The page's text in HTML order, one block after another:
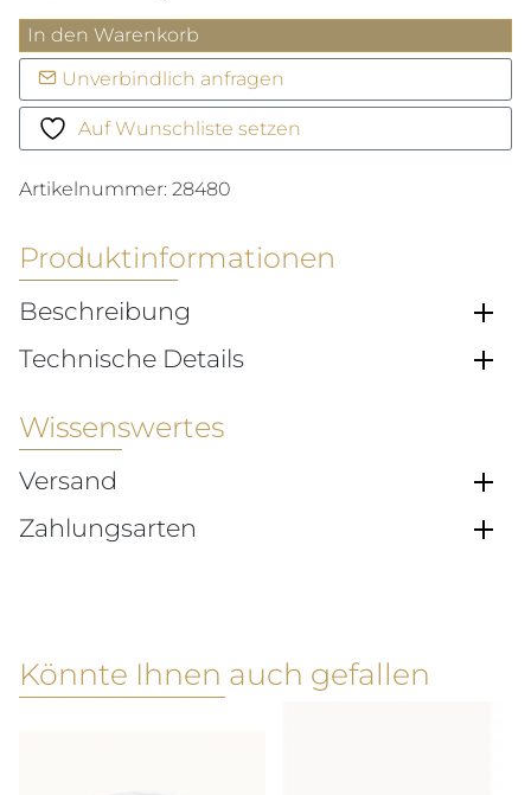
Kleine
Creole
Menge
In den Warenkorb
Unverbindlich anfragen
Auf Wunschliste setzen
Artikelnummer: 28480
Produktinformationen
Beschreibung
Technische Details
Wissenswertes
Versand
Zahlungsarten
Könnte Ihnen auch gefallen